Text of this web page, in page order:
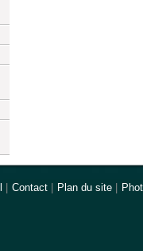
Contact Plan du site